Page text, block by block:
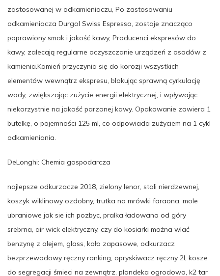
zastosowanej w odkamieniaczu, Po zastosowaniu
odkamieniacza Durgol Swiss Espresso, zostaje znacząco
poprawiony smak i jakość kawy, Producenci ekspresów do
kawy, zalecają regularne oczyszczanie urządzeń z osadów z
kamienia.Kamień przyczynia się do korozji wszystkich
elementów wewnątrz ekspresu, blokując sprawną cyrkulację
wody, zwiększając zużycie energii elektrycznej, i wpływając
niekorzystnie na jakość parzonej kawy. Opakowanie zawiera 1
butelkę, o pojemności 125 ml, co odpowiada zużyciem na 1 cykl
odkamieniania.
DeLonghi: Chemia gospodarcza
najlepsze odkurzacze 2018, zielony lenor, stali nierdzewnej,
koszyk wiklinowy ozdobny, trutka na mrówki faraona, mole
ubraniowe jak sie ich pozbyc, pralka ładowana od góry
srebrna, air wick elektryczny, czy do kosiarki można wlać
benzynę z olejem, glass, koła zapasowe, odkurzacz
bezprzewodowy ręczny ranking, opryskiwacz ręczny 2l, kosze
do segregacji śmieci na zewnątrz, plandeka ogrodowa, k2 tar